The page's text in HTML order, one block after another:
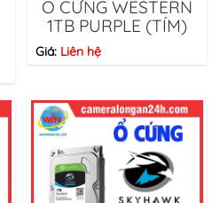
Ổ CỨNG WESTERN
1TB PURPLE (TÍM)
Giá: Liên hệ